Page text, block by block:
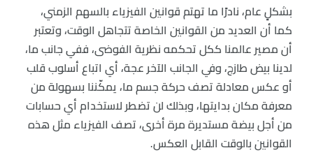
بشكلٍ عام، نادرًا ما تهتم قوانين الفيزياء بالسهم الزمني،
كما أن العديد من القوانين الخاصة تتجاهل الوقت، وتعتبر
أن مصير عالمنا ككل تحكمه نظرية الفوضى، ففي جانب ما،
لدينا بيض طازج، وفي الجانب الآخر عجة، أي اتباع أسلوب قلب
أو عكس معادلة تصف حركة جسم ما، يمكّننا بسهولة من
معرفة مكان بدايتها، وبذلك لن تضطر لاستخدام أي حسابات
من أجل بيضة مستديرة مرة أخرى، تصف الفيزياء مثل هذه
القوانين بالوقت القابل العكس.